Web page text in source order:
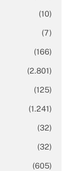
(10)
(7)
(166)
(2.801)
(125)
(1.241)
(32)
(32)
(605)